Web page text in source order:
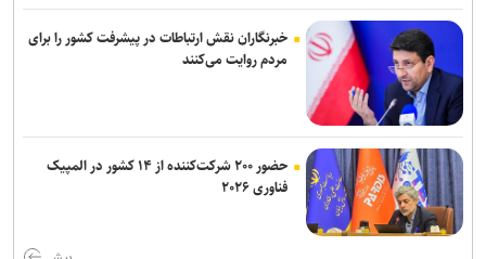
خبرنگاران نقش ارتباطات در پیشرفت کشور را برای
مردم روایت می‌کنند
حضور ۲۰۰ شرکت‌کننده از ۱۴ کشور در المپیک
فناوری ۲۰۲۶